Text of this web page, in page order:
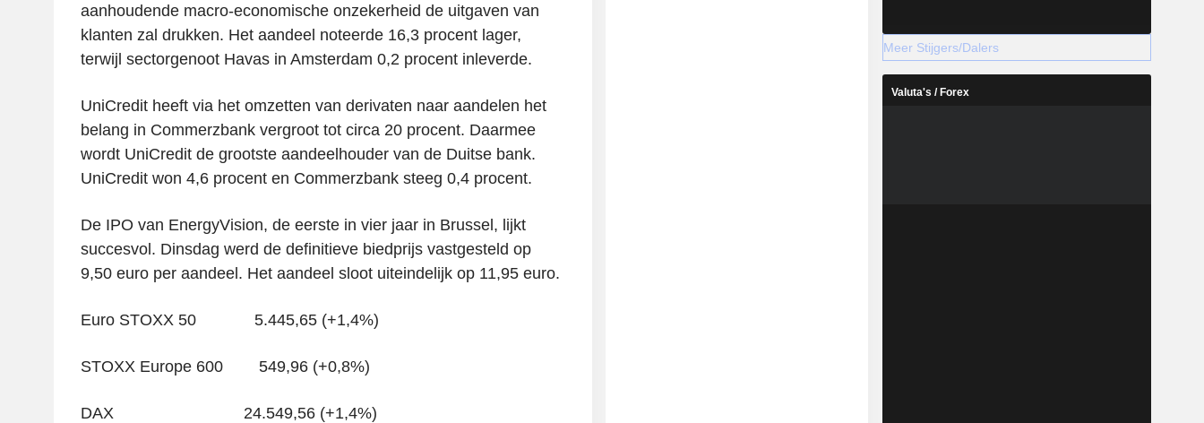
aanhoudende macro-economische onzekerheid de uitgaven van
klanten zal drukken. Het aandeel noteerde 16,3 procent lager,
terwijl sectorgenoot Havas in Amsterdam 0,2 procent inleverde.
UniCredit heeft via het omzetten van derivaten naar aandelen het
belang in Commerzbank vergroot tot circa 20 procent. Daarmee
wordt UniCredit de grootste aandeelhouder van de Duitse bank.
UniCredit won 4,6 procent en Commerzbank steeg 0,4 procent.
De IPO van EnergyVision, de eerste in vier jaar in Brussel, lijkt
succesvol. Dinsdag werd de definitieve biedprijs vastgesteld op
9,50 euro per aandeel. Het aandeel sloot uiteindelijk op 11,95 euro.
Euro STOXX 50 5.445,65 (+1,4%)
STOXX Europe 600 549,96 (+0,8%)
DAX 24.549,56 (+1,4%)
Meer Stijgers/Dalers
Valuta's / Forex